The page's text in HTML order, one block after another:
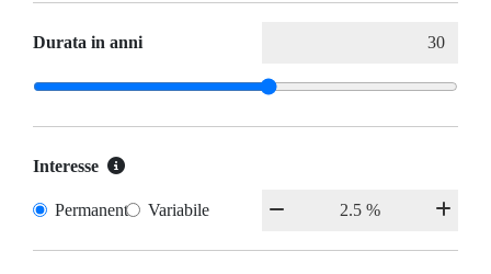
Durata in anni
Interesse
Permanente Variabile